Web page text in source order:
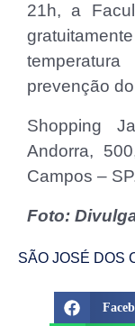
21h, a
prevenção
Shopping
Andorra,
Campos –
Foto:
SÃO JOSÉ DOS